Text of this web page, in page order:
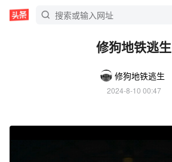
修狗地铁逃生
修狗地铁逃生
2024-8-10 00:47